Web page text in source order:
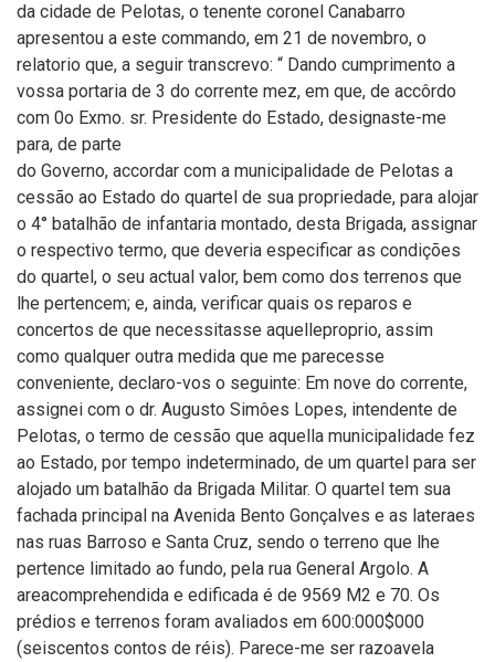
da cidade de Pelotas, o tenente coronel Canabarro
apresentou a este commando, em 21 de novembro, o
relatorio que, a seguir transcrevo: “ Dando cumprimento a
vossa portaria de 3 do corrente mez, em que, de accôrdo
com 0o Exmo. sr. Presidente do Estado, designaste-me
para, de parte
do Governo, accordar com a municipalidade de Pelotas a
cessão ao Estado do quartel de sua propriedade, para alojar
o 4° batalhão de infantaria montado, desta Brigada, assignar
o respectivo termo, que deveria especificar as condições
do quartel, o seu actual valor, bem como dos terrenos que
lhe pertencem; e, ainda, verificar quais os reparos e
concertos de que necessitasse aquelleproprio, assim
como qualquer outra medida que me parecesse
conveniente, declaro-vos o seguinte: Em nove do corrente,
assignei com o dr. Augusto Simôes Lopes, intendente de
Pelotas, o termo de cessão que aquella municipalidade fez
ao Estado, por tempo indeterminado, de um quartel para ser
alojado um batalhão da Brigada Militar. O quartel tem sua
fachada principal na Avenida Bento Gonçalves e as lateraes
nas ruas Barroso e Santa Cruz, sendo o terreno que lhe
pertence limitado ao fundo, pela rua General Argolo. A
areacomprehendida e edificada é de 9569 M2 e 70. Os
prédios e terrenos foram avaliados em 600:000$000
(seiscentos contos de réis). Parece-me ser razoavela